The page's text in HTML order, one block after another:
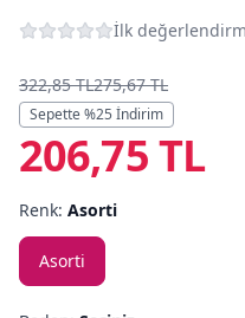
Büyük
Markalar
Yazlık Pijama
Kampanyalar
İlk
322,85 TL275,67 TL
Sepette %25 İndirim
206,75 TL
Renk: Asorti
Asorti